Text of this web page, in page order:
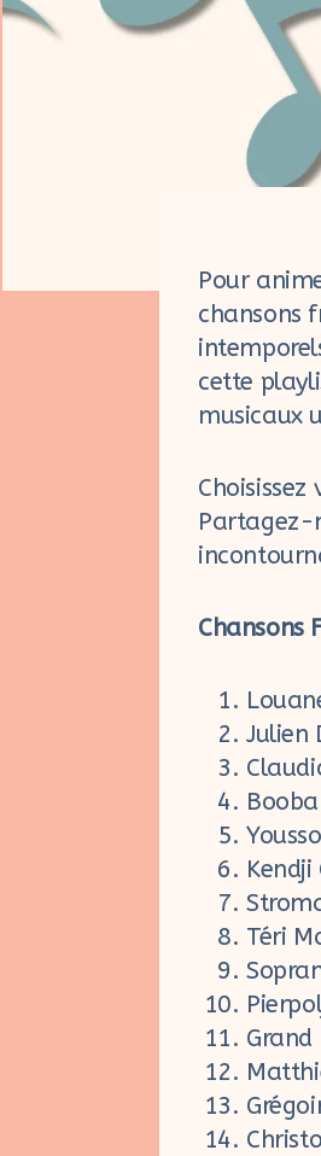
Pour
chansons
cette
musicaux
Partagez-
Chansons
Julien
Kendji
Téri